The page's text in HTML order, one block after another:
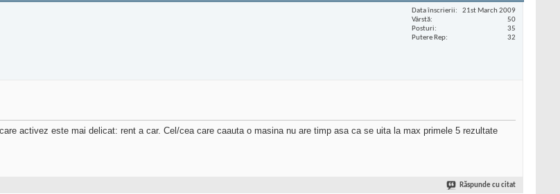
Data înscrierii
21st March 2009
Vârstă
50
Posturi
35
Putere Rep
32
activez este mai delicat: rent a car. Cel/cea care caauta o masina nu are timp asa ca se uita la max primele 5 rezultate
Răspunde cu citat